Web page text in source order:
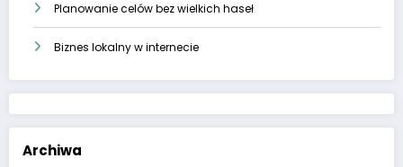
Planowanie celów bez wielkich haseł
Biznes lokalny w internecie
Archiwa